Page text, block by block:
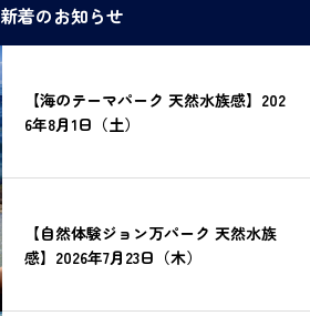
新着のお知らせ
【海のテーマパーク 天然水族感】202
6年8月1日（土）
【自然体験ジョン万パーク 天然水族
感】2026年7月23日（木）